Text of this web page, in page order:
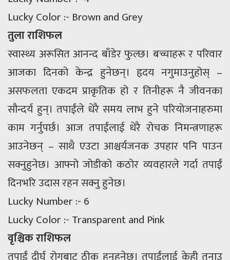
Lucky Color :- Brown and Grey
तुला राशिफल
स्वास्थ्य अरूसित आनन्द बाँडेर फुल्छ। बच्चाहरू र परिवार
आजका दिनको केन्द्र हुनेछन्। हृदय नगुमाउनुहोस् –
असफलता एकदम प्राकृतिक हो र तिनीहरू नै जीवनका
सौन्दर्य हुन्। तपाईंले धेरै समय लाभ हुने परियोजनाहरुमा
काम गर्नुपर्छ। आज तपाईंलाई धेरै रोचक निमन्त्रणाहरू
आउनेछन् – साथै एउटा आश्चर्यजनक उपहार पनि पाउन
सक्नुहुनेछ। आफ्नो जोडीको कठोर व्यवहारले गर्दा तपाईं
दिनभरि उदास रहन सक्नु हुनेछ।
Lucky Number :- 6
Lucky Color :- Transparent and Pink
वृश्चिक राशिफल